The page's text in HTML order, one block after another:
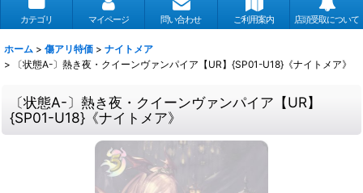
カテゴリ マイページ 問い合わせ ご利用案内 店頭受取について
ホーム > 傷アリ特価 > ナイトメア
>
〔状態A-〕熱き夜・クイーンヴァンパイア【UR】{SP01-U18}《ナイトメア》
〔状態A-〕熱き夜・クイーンヴァンパイア【UR】
{SP01-U18}《ナイトメア》